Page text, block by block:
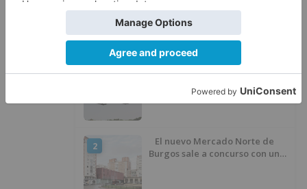
LO ÚLTIMO
1
Fallece un ciclista en Burgos tras
había caído de la bicicleta
2
El nuevo Mercado Norte de
Burgos sale a concurso con un